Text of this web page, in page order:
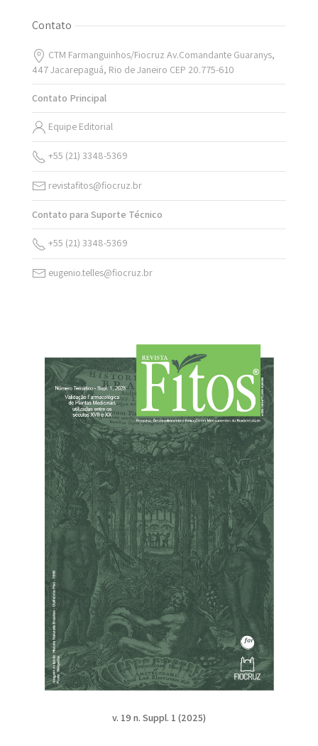
Contato
CTM Farmanguinhos/Fiocruz Av.Comandante Guaranys,
447 Jacarepaguá, Rio de Janeiro CEP 20.775-610
Contato Principal
Equipe Editorial
+55 (21) 3348-5369
revistafitos@fiocruz.br
Contato para Suporte Técnico
+55 (21) 3348-5369
eugenio.telles@fiocruz.br
v. 19 n. Suppl. 1 (2025)